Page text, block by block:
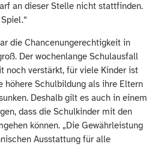
an dieser Stelle nicht stattfinden.
die Chancenungerechtigkeit in
Der wochenlange Schulausfall
noch verstärkt, für viele Kinder ist
höhere Schulbildung als ihre Eltern
Deshalb gilt es auch in einem
dass die Schulkinder mit den
können. „Die Gewährleistung
Ausstattung für alle